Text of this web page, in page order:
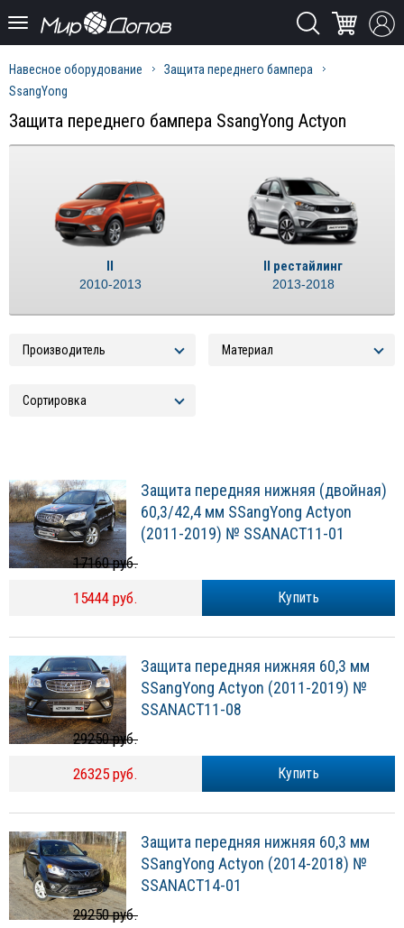
Навесное оборудование
Защита переднего бампера
SsangYong
Защита переднего бампера SsangYong Actyon
II
2010-2013
II рестайлинг
2013-2018
Защита передняя нижняя (двойная)
60,3/42,4 мм SSangYong Actyon
(2011-2019) № SSANACT11-01
Купить
17160 руб.
15444 руб.
Защита передняя нижняя 60,3 мм
SSangYong Actyon (2011-2019) №
SSANACT11-08
Купить
29250 руб.
26325 руб.
Защита передняя нижняя 60,3 мм
SSangYong Actyon (2014-2018) №
SSANACT14-01
29250 руб.